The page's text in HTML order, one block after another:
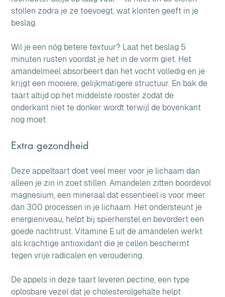
stollen zodra je ze toevoegt, wat klonten geeft in je
beslag.
Wil je een nóg betere textuur? Laat het beslag 5
minuten rusten voordat je het in de vorm giet. Het
amandelmeel absorbeert dan het vocht volledig en je
krijgt een mooiere, gelijkmatigere structuur. En bak de
taart altijd op het middelste rooster zodat de
onderkant niet te donker wordt terwijl de bovenkant
nog moet.
Extra gezondheid
Deze appeltaart doet veel meer voor je lichaam dan
alleen je zin in zoet stillen. Amandelen zitten boordevol
magnesium, een mineraal dat essentieel is voor meer
dan 300 processen in je lichaam. Het ondersteunt je
energieniveau, helpt bij spierherstel en bevordert een
goede nachtrust. Vitamine E uit de amandelen werkt
als krachtige antioxidant die je cellen beschermt
tegen vrije radicalen en veroudering.
De appels in deze taart leveren pectine, een type
oplosbare vezel dat je cholesterolgehalte helpt